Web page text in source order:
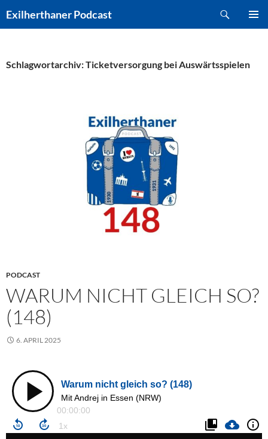
Inhalt
Exilherthaner Podcast
Schlagwortarchiv: Ticketversorgung bei Auswärtsspielen
PODCAST
WARUM NICHT GLEICH SO?
(148)
6. APRIL 2025